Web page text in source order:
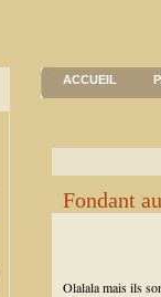
ACCUEIL
Fondant
Olalala mais ils